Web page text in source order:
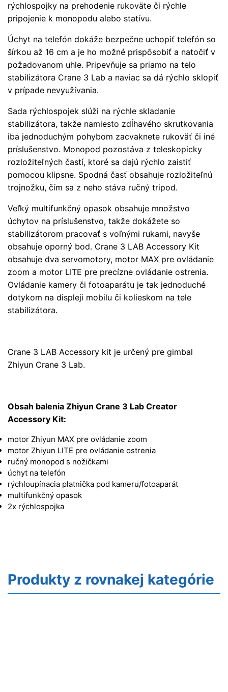
rýchlospojky na prehodenie rukoväte či rýchle
pripojenie k monopodu alebo statívu.
Úchyt na telefón dokáže bezpečne uchopiť telefón so
šírkou až 16 cm a je ho možné prispôsobiť a natočiť v
požadovanom uhle. Pripevňuje sa priamo na telo
stabilizátora Crane 3 Lab a naviac sa dá rýchlo sklopiť
v prípade nevyužívania.
Sada rýchlospojek slúži na rýchle skladanie
stabilizátora, takže namiesto zdĺhavého skrutkovania
iba jednoduchým pohybom zacvaknete rukoväť či iné
príslušenstvo. Monopod pozostáva z teleskopicky
rozložiteľných častí, ktoré sa dajú rýchlo zaistiť
pomocou klipsne. Spodná časť obsahuje rozložiteľnú
trojnožku, čím sa z neho stáva ručný tripod.
Veľký multifunkčný opasok obsahuje množstvo
úchytov na príslušenstvo, takže dokážete so
stabilizátorom pracovať s voľnými rukami, navyše
obsahuje oporný bod. Crane 3 LAB Accessory Kit
obsahuje dva servomotory, motor MAX pre ovládanie
zoom a motor LITE pre precízne ovládanie ostrenia.
Ovládanie kamery či fotoaparátu je tak jednoduché
dotykom na displeji mobilu či kolieskom na tele
stabilizátora.
Crane 3 LAB Accessory kit je určený pre gimbal
Zhiyun Crane 3 Lab.
Obsah balenia Zhiyun Crane 3 Lab Creator
Accessory Kit:
motor Zhiyun MAX pre ovládanie zoom
motor Zhiyun LITE pre ovládanie ostrenia
ručný monopod s nožičkami
úchyt na telefón
rýchloupínacia platnička pod kameru/fotoaparát
multifunkčný opasok
2x rýchlospojka
Produkty z rovnakej kategórie